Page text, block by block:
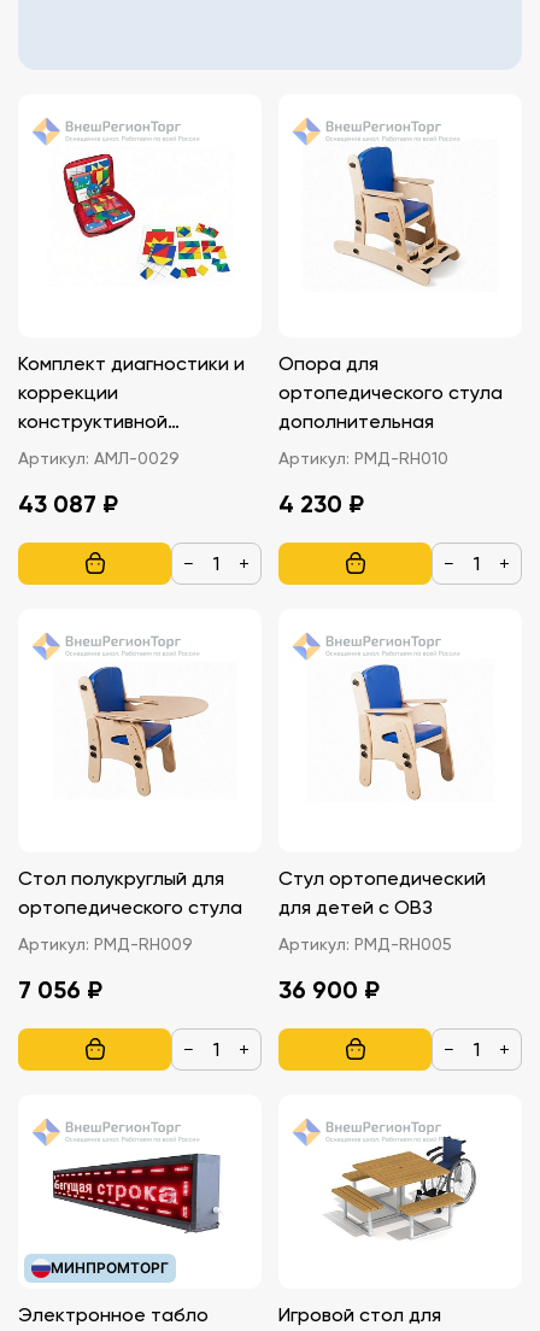
Комплект диагностики и
коррекции
конструктивной
деятельности
Артикул: АМЛ-0029
43 087 ₽
− +
Опора для
ортопедического стула
дополнительная
Артикул: РМД-RH010
4 230 ₽
− +
Стол полукруглый для
ортопедического стула
Артикул: РМД-RH009
7 056 ₽
− +
Стул ортопедический
для детей с ОВЗ
Артикул: РМД-RH005
36 900 ₽
− +
МИНПРОМТОРГ
Электронное табло
Игровой стол для